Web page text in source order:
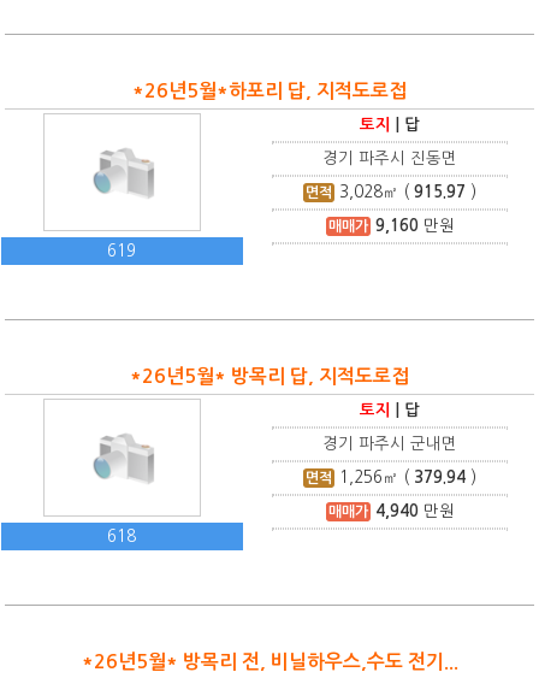
*26년5월*하포리 답, 지적도로접
619
토지 답
경기 파주시 진동면
면적 3,028㎡ (915.97 )
매매가 9,160만원
*26년5월* 방목리 답, 지적도로접
618
토지 답
경기 파주시 군내면
면적 1,256 ㎡ ( 379.94 )
매매가 4,940만원
*26년5월* 방목리 전, 비닐하우스,수도 전기...